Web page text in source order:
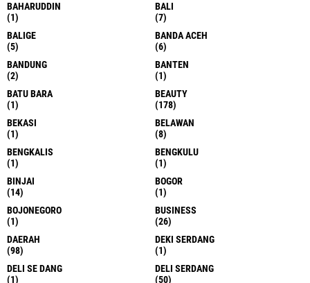
BAHARUDDIN
(1)
BALI
(7)
BALIGE
(5)
BANDA ACEH
(6)
BANDUNG
(2)
BANTEN
(1)
BATU BARA
(1)
BEAUTY
(178)
BEKASI
(1)
BELAWAN
(8)
BENGKALIS
(1)
BENGKULU
(1)
BINJAI
(14)
BOGOR
(1)
BOJONEGORO
(1)
BUSINESS
(26)
DAERAH
(98)
DEKI SERDANG
(1)
DELI SE DANG
(1)
DELI SERDANG
(50)